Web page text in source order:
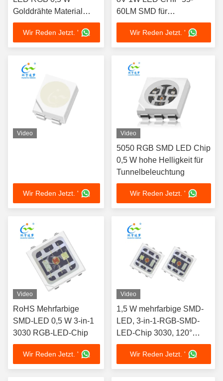
Golddrähte Material
PLCC-6-Gehäuse
Wir Reden Jetzt. '
60LM SMD für
Aquarienbeleuchtung
Wir Reden Jetzt. '
Video
Wir Reden Jetzt. '
Video
5050 RGB SMD LED Chip
0,5 W hohe Helligkeit für
Tunnelbeleuchtung
Wir Reden Jetzt. '
Video
RoHS Mehrfarbige
SMD-LED 0,5 W 3-in-1
3030 RGB-LED-Chip
Wir Reden Jetzt. '
Video
1,5 W mehrfarbige SMD-
LED, 3-in-1-RGB-SMD-
LED-Chip 3030, 120°
Betrachtungswinkel
Wir Reden Jetzt. '